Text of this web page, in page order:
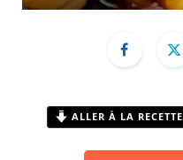
ALLER À LA RECETTE